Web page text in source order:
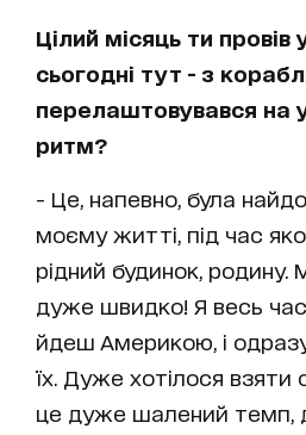
Цілий місяць ти провів
сьогодні тут - з
перелаштовувався на
ритм?
- Це, напевно, була
моєму житті, під час
рідний будинок, родину.
дуже швидко! Я весь час
йдеш Америкою, і
їх. Дуже хотілося взяти
це дуже шалений темп,